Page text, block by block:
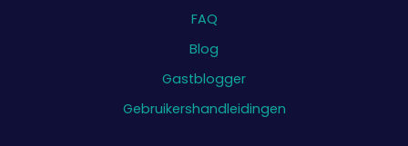
FAQ
Blog
Gastblogger
Gebruikershandleidingen